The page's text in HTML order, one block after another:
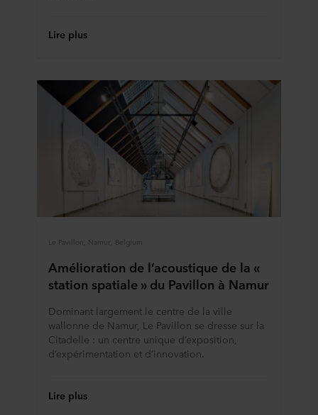
Lire plus
Le Pavillon, Namur, Belgium
Amélioration de l’acoustique de la «
station spatiale » du Pavillon à Namur
Dominant largement le centre de la ville
wallonne de Namur, Le Pavillon se dresse sur la
Citadelle : un centre unique d’exposition,
d’expérimentation et d’innovation.
Lire plus